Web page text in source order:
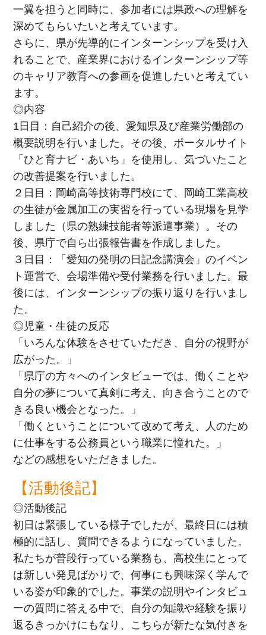
一翼を担うと同時に、参加者には県政への理解を
深めてもらいたいと考えています。
さらに、県が先導的にインターンシップを受け入
れることで、産業界におけるインターンシップ等
のキャリア教育への参画を促進したいと考えてい
ます。
◎内容
1日目：自己紹介の後、愛知県及び産業労働部の
概要説明を行いました。その後、ポータルサイト
「ひと育ナビ・あいち」を使用し、気づいたこと
の改善提案を行いました。
２日目：岡崎高等技術専門校にて、岡崎工業高校
の生徒が金属加工の実習を行っている現場を見学
しました（県の熟練技能者等派遣事業）。その
後、県庁で自ら出張報告書を作成しました。
３日目：「愛知の発明の日記念講演会」のイベン
ト運営で、会場準備や受付業務を行いました。最
後には、インターンシップの振り返りを行いまし
た。
◎児童・生徒の反応
「いろんな体験をさせていただき、自分の視野が
広がった。」
「県庁の方々へのインタビューでは、働くことや
自分の夢について真剣に考え、向き合うことので
きる良い機会となった。」
「働くということについて改めて考え、人のため
に仕事をする公務員という職業に憧れた。」
などの感想をいただきました。
【活動後記】
◎活動後記
初日は緊張している様子でしたが、最終日には積
極的に話し、質問できるようになっていました。
私たちが普段行っている業務も、高校生にとって
は新しい発見ばかりで、何事にも興味深く学んで
いる姿が印象的でした。事業の説明やインタビュ
ーの質問に答える中で、自分の知識や経験を振り
返るきっかけにもなり、こちらが新たな気付きを